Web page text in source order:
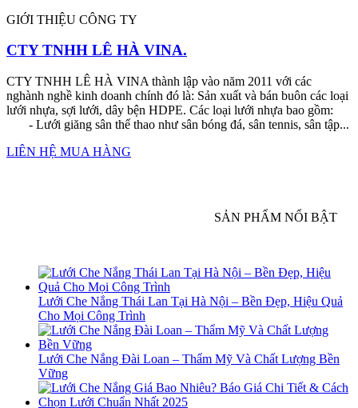
GIỚI THIỆU CÔNG TY
CTY TNHH LÊ HÀ VINA.
CTY TNHH LÊ HÀ VINA thành lập vào năm 2011 với các
nghành nghề kinh doanh chính đó là: Sản xuất và bán buôn các loại
lưới nhựa, sợi lưới, dây bện HDPE. Các loại lưới nhựa bao gồm:
- Lưới giăng sân thể thao như sân bóng đá, sân tennis, sân tập...
LIÊN HỆ MUA HÀNG
SẢN PHẨM NỔI BẬT
Lưới Che Nắng Thái Lan Tại Hà Nội – Bền Đẹp, Hiệu Quả
Cho Mọi Công Trình
Lưới Che Nắng Đài Loan – Thẩm Mỹ Và Chất Lượng Bền
Vững